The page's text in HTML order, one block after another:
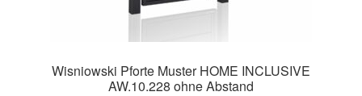
Wisniowski Pforte Muster HOME INCLUSIVE
AW.10.228 ohne Abstand